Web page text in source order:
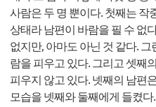
사람은 두 명 뿐이다. 첫째는 작
상태라 남편이 바람을 필 수 없
없지만, 아마도 아닌 것 같다.
람을 피우고 있다. 그리고 셋째
피우지 않고 있다. 넷째의 남편
모습을 넷째와 둘째에게 들켰